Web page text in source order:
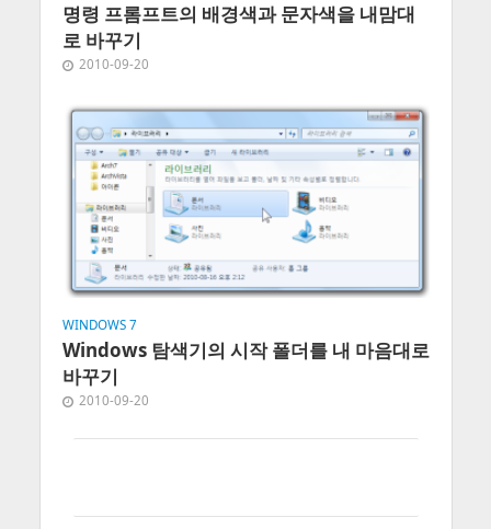
명령 프롬프트의 배경색과 문자색을 내맘대
로 바꾸기
2010-09-20
WINDOWS 7
Windows 탐색기의 시작 폴더를 내 마음대로
바꾸기
2010-09-20